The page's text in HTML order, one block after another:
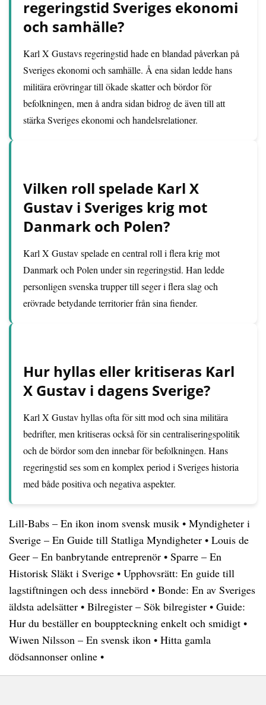
regeringstid Sveriges ekonomi
och samhälle?
Karl X Gustavs regeringstid hade en blandad påverkan på
Sveriges ekonomi och samhälle. Å ena sidan ledde hans
militära erövringar till ökade skatter och bördor för
befolkningen, men å andra sidan bidrog de även till att
stärka Sveriges ekonomi och handelsrelationer.
Vilken roll spelade Karl X
Gustav i Sveriges krig mot
Danmark och Polen?
Karl X Gustav spelade en central roll i flera krig mot
Danmark och Polen under sin regeringstid. Han ledde
personligen svenska trupper till seger i flera slag och
erövrade betydande territorier från sina fiender.
Hur hyllas eller kritiseras Karl
X Gustav i dagens Sverige?
Karl X Gustav hyllas ofta för sitt mod och sina militära
bedrifter, men kritiseras också för sin centraliseringspolitik
och de bördor som den innebar för befolkningen. Hans
regeringstid ses som en komplex period i Sveriges historia
med både positiva och negativa aspekter.
Lill-Babs – En ikon inom svensk musik • Myndigheter i
Sverige – En Guide till Statliga Myndigheter • Louis de
Geer – En banbrytande entreprenör • Sparre – En
Historisk Släkt i Sverige • Upphovsrätt: En guide till
lagstiftningen och dess innebörd • Bonde: En av Sveriges
äldsta adelsätter • Bilregister – Sök bilregister • Guide:
Hur du beställer en bouppteckning enkelt och smidigt •
Wiwen Nilsson – En svensk ikon • Hitta gamla
dödsannonser online •